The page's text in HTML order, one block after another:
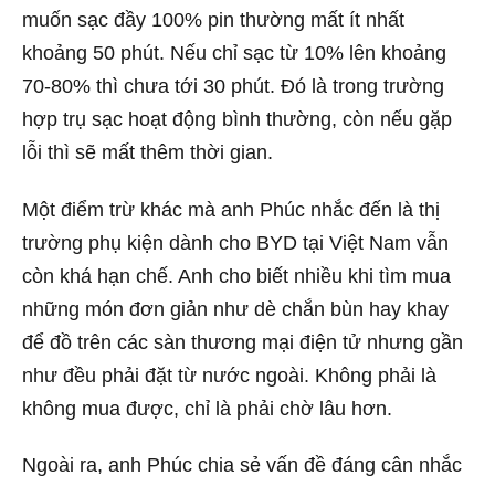
muốn sạc đầy 100% pin thường mất ít nhất
khoảng 50 phút. Nếu chỉ sạc từ 10% lên khoảng
70-80% thì chưa tới 30 phút. Đó là trong trường
hợp trụ sạc hoạt động bình thường, còn nếu gặp
lỗi thì sẽ mất thêm thời gian.
Một điểm trừ khác mà anh Phúc nhắc đến là thị
trường phụ kiện dành cho BYD tại Việt Nam vẫn
còn khá hạn chế. Anh cho biết nhiều khi tìm mua
những món đơn giản như dè chắn bùn hay khay
để đồ trên các sàn thương mại điện tử nhưng gần
như đều phải đặt từ nước ngoài. Không phải là
không mua được, chỉ là phải chờ lâu hơn.
Ngoài ra, anh Phúc chia sẻ vấn đề đáng cân nhắc